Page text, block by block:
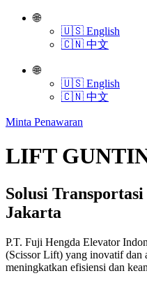
🌐
🇺🇸 English
🇨🇳 中文
🌐
🇺🇸 English
🇨🇳 中文
Minta Penawaran
LIFT
Solusi
Jakarta
P.T. Fuji Hengda Elevator
(Scissor Lift) yang inovatif dan
meningkatkan efisiensi dan